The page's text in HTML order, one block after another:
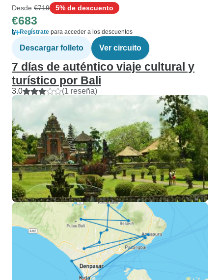
Desde €719 5% de descuento
€683
Regístrate para acceder a los descuentos
Descargar folleto Ver circuito
7 días de auténtico viaje cultural y
turístico por Bali
3.0 (1 reseña)